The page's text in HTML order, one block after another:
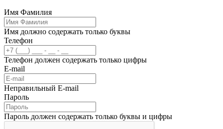
Имя Фамилия
Имя должно содержать только буквы
Телефон
Телефон должен содержать только цифры
E-mail
Неправильный E-mail
Пароль
Пароль должен содержать только буквы и цифры